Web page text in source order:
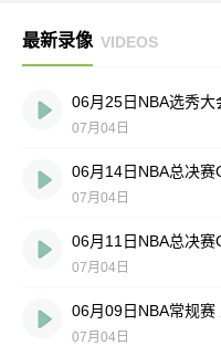
最新录像 VIDEOS
06月25日NBA选秀大
07月04日
06月14日NBA总决
07月04日
06月11日NBA总决
07月04日
06月09日NBA常规
07月04日